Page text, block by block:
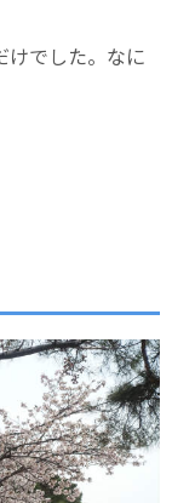
けでした。なに